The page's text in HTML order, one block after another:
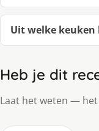
Uit welke keuken
Heb je dit
Laat het weten —